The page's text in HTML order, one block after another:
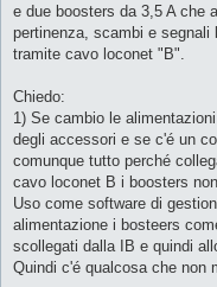
e due boosters da 3,5 A che
pertinenza, scambi e
tramite cavo loconet "B".
Chiedo:
1) Se cambio le
degli accessori e se c'é un
comunque tutto perché
cavo loconet B i boosters
Uso come software di
alimentazione i bosteers
scollegati dalla IB e quindi
Quindi c'é qualcosa che non